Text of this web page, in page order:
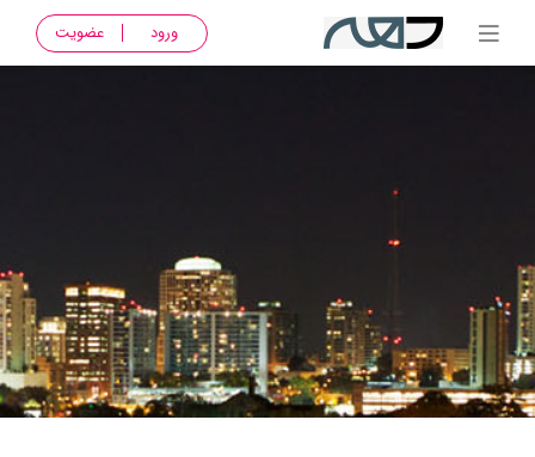
ورود عضویت